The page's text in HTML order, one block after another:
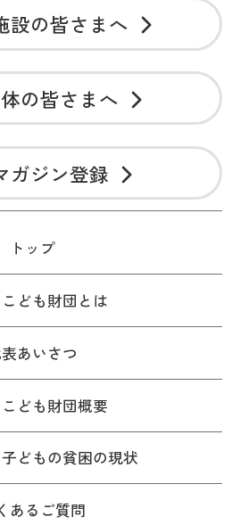
設の皆さまへ
の皆さまへ
ガジン登録
トップ
ども財団とは
あいさつ
ども財団概要
どもの貧困の現状
あるご質問